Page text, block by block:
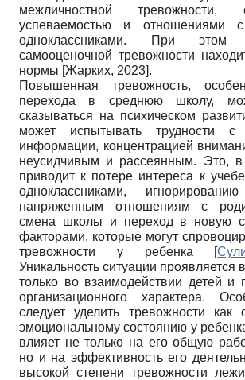
межличностной тревожности,
успеваемостью и отношениями
одноклассниками. При
самооценочной тревожности
нормы [Жарких, 2023].
Повышенная тревожность,
перехода в среднюю школу,
сказываться на психическом
может испытывать трудности с
информации, концентрацией
неусидчивым и рассеянным. Это,
приводит к потере интереса к
одноклассниками,
напряженным отношениям с
смена школы и переход в новую
факторами, которые могут
тревожности у ребенка
[
Уникальность ситуации проявляется
только во взаимодействии детей и
организационного характера.
следует уделить тревожности как
эмоциональному состоянию у
влияет не только на его общую
но и на эффективность его
высокой степени тревожности